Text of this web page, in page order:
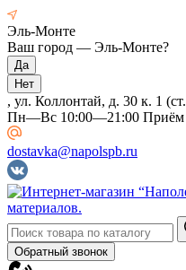
Эль-Монте
Ваш город — Эль-Монте?
, ул. Коллонтай, д. 30 к. 1
Пн—Вс 10:00—21:00 Приём
dostavka@napolspb.ru
Обратный звонок